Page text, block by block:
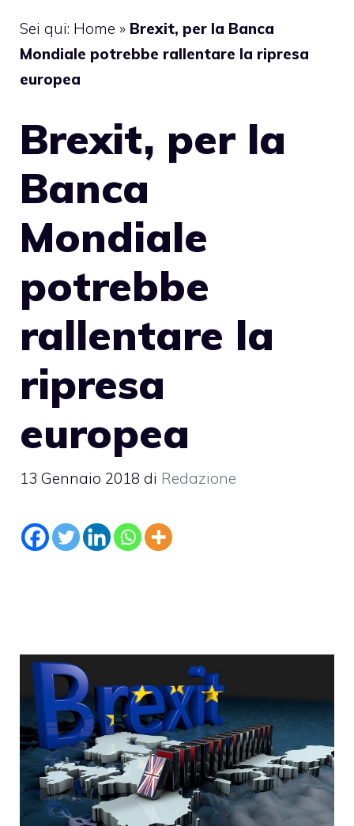
Sei qui: Home » Brexit, per la Banca
Mondiale potrebbe rallentare la ripresa
europea
Brexit, per la
Banca
Mondiale
potrebbe
rallentare la
ripresa
europea
13 Gennaio 2018 di Redazione